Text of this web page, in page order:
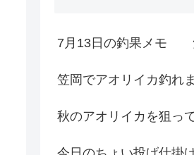
7月13日の釣果メモ
笠岡でアオリイカ釣れ
秋のアオリイカを狙っ